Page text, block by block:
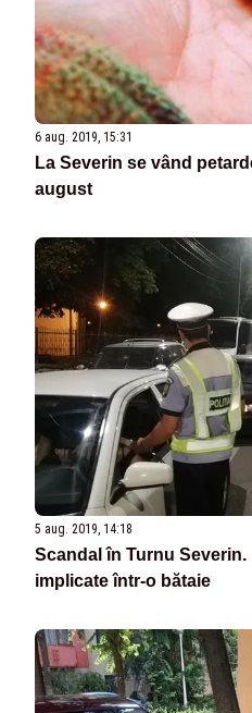
6 aug. 2019, 15:31
La Severin se vând
august
5 aug. 2019, 14:18
Scandal în Turnu
implicate într-o bătaie